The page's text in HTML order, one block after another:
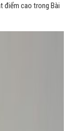
điểm cao trong Bài